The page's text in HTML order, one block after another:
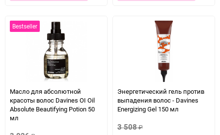
Bestseller
Масло для абсолютной
красоты волос Davines OI Oil
Absolute Beautifying Potion 50
мл
Энергетический гель против
выпадения волос - Davines
Energizing Gel 150 мл
3 508₽